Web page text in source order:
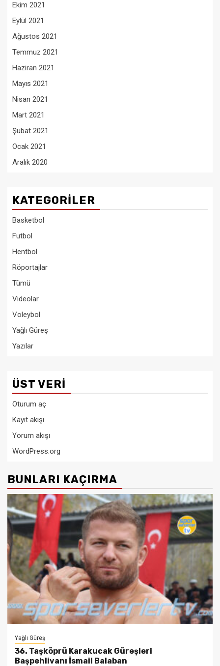
Ekim 2021
Eylül 2021
Ağustos 2021
Temmuz 2021
Haziran 2021
Mayıs 2021
Nisan 2021
Mart 2021
Şubat 2021
Ocak 2021
Aralık 2020
KATEGORILER
Basketbol
Futbol
Hentbol
Röportajlar
Tümü
Videolar
Voleybol
Yağlı Güreş
Yazılar
ÜST VERI
Oturum aç
Kayıt akışı
Yorum akışı
WordPress.org
BUNLARI KAÇIRMA
Yağlı Güreş
36. Taşköprü Karakucak Güreşleri
Başpehlivanı İsmail Balaban